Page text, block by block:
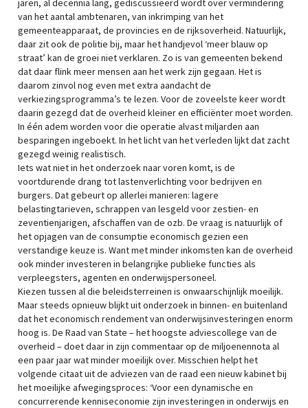
jaren, al decennia lang, gediscussieerd wordt over vermindering
van het aantal ambtenaren, van inkrimping van het
gemeenteapparaat, de provincies en de rijksoverheid. Natuurlijk,
daar zit ook de politie bij, maar het handjevol ‘meer blauw op
straat’ kan de groei niet verklaren. Zo is van gemeenten bekend
dat daar flink meer mensen aan het werk zijn gegaan. Het is
daarom zinvol nog even met extra aandacht de
verkiezingsprogramma’s te lezen. Voor de zoveelste keer wordt
daarin gezegd dat de overheid kleiner en efficiënter moet worden.
In één adem worden voor die operatie alvast miljarden aan
besparingen ingeboekt. In het licht van het verleden lijkt dat zacht
gezegd weinig realistisch.
Iets wat niet in het onderzoek naar voren komt, is de
voortdurende drang tot lastenverlichting voor bedrijven en
burgers. Dat gebeurt op allerlei manieren: lagere
belastingtarieven, schrappen van lesgeld voor zestien- en
zeventienjarigen, afschaffen van de ozb. De vraag is natuurlijk of
het opjagen van de consumptie economisch gezien een
verstandige keuze is. Want met minder inkomsten kan de overheid
ook minder investeren in belangrijke publieke functies als
verpleegsters, agenten en onderwijspersoneel.
Kiezen tussen al die beleidsterreinen is onwaarschijnlijk moeilijk.
Maar steeds opnieuw blijkt uit onderzoek in binnen- en buitenland
dat het economisch rendement van onderwijsinvesteringen enorm
hoog is. De Raad van State – het hoogste adviescollege van de
overheid – doet daar in zijn commentaar op de miljoenennota al
een paar jaar wat minder moeilijk over. Misschien helpt het
volgende citaat uit de adviezen van de raad een nieuw kabinet bij
het moeilijke afwegingsproces: ‘Voor een dynamische en
concurrerende kenniseconomie zijn investeringen in onderwijs en